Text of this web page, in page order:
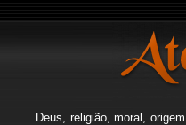
Deus, religião, moral,